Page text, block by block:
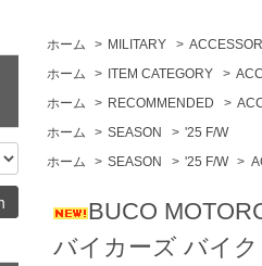
ホーム > MILITARY >
ホーム
> ITEM CATEGORY >
ホーム
> RECOMMENDED >
ホーム
> SEASON > '25 F/W
ホーム
> SEASON > '25 F/W >
BUCO
バイカーズ バイ